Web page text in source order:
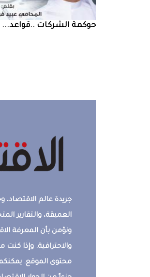
حوكمة‭ ‬الشركات‭.. ‬قواعد‭ ...
جريدة عالم الاقتصاد،
العميقة، والتقارير
ونؤمن بأن المعرفة
والاحترافية. وإذا
محتوى الموقع. يمكنكم